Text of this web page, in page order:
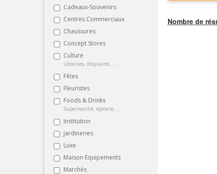
Cadeaux-Souvenirs
Centres Commerciaux
Chaussures
Concept Stores
Culture
Librairies, disquaires, ...
Fêtes
Fleuristes
Foods & Drinks
Supermarché, épicerie, ...
Institution
Jardineries
Luxe
Maison Equipements
Marchés
Nombre de